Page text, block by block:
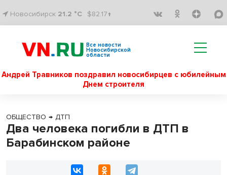
Новосибирск 21.2 °C $82.17↑
Все новости
Новосибирской
области
Андрей Травников поздравил новосибирцев с юбилейным
Днем строителя
ОБЩЕСТВО → ДТП
Два человека погибли в ДТП в
Барабинском районе